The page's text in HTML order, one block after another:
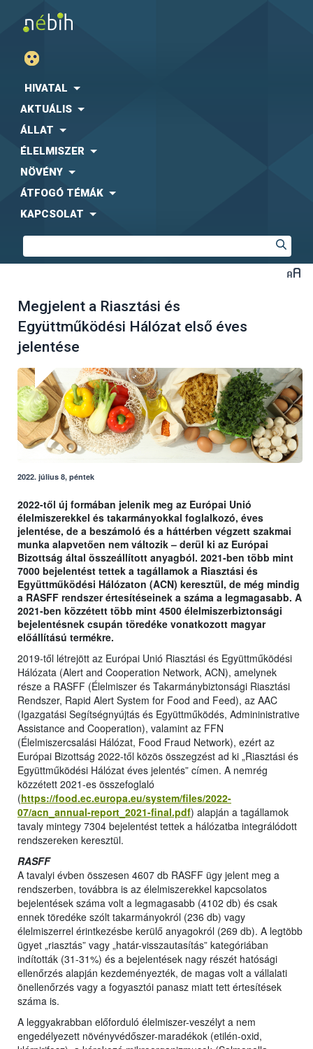
HIVATAL
AKTUÁLIS
ÁLLAT
ÉLELMISZER
NÖVÉNY
ÁTFOGÓ TÉMÁK
KAPCSOLAT
Megjelent a Riasztási és
Együttműködési Hálózat első éves
jelentése
2022. július 8, péntek
2022-től új formában jelenik meg az Európai Unió
élelmiszerekkel és takarmányokkal foglalkozó, éves
jelentése, de a beszámoló és a háttérben végzett szakmai
munka alapvetően nem változik – derül ki az Európai
Bizottság által összeállított anyagból. 2021-ben több mint
7000 bejelentést tettek a tagállamok a Riasztási és
Együttműködési Hálózaton (ACN) keresztül, de még mindig
a RASFF rendszer értesítéseinek a száma a legmagasabb. A
2021-ben közzétett több mint 4500 élelmiszerbiztonsági
bejelentésnek csupán töredéke vonatkozott magyar
előállítású termékre.
2019-től létrejött az Európai Unió Riasztási és Együttműködési
Hálózata (Alert and Cooperation Network, ACN), amelynek
része a RASFF (Élelmiszer és Takarmánybiztonsági Riasztási
Rendszer, Rapid Alert System for Food and Feed), az AAC
(Igazgatási Segítségnyújtás és Együttműködés, Admininistrative
Assistance and Cooperation), valamint az FFN
(Élelmiszercsalási Hálózat, Food Fraud Network), ezért az
Európai Bizottság 2022-től közös összegzést ad ki „Riasztási és
Együttműködési Hálózat éves jelentés” címen. A nemrég
közzétett 2021-es összefoglaló
(https://food.ec.europa.eu/system/files/2022-
07/acn_annual-report_2021-final.pdf) alapján a tagállamok
tavaly mintegy 7304 bejelentést tettek a hálózatba integrálódott
rendszereken keresztül.
RASFF
A tavalyi évben összesen 4607 db RASFF ügy jelent meg a
rendszerben, továbbra is az élelmiszerekkel kapcsolatos
bejelentések száma volt a legmagasabb (4102 db) és csak
ennek töredéke szólt takarmányokról (236 db) vagy
élelmiszerrel érintkezésbe kerülő anyagokról (269 db). A legtöbb
ügyet „riasztás” vagy „határ-visszautasítás” kategóriában
indították (31-31%) és a bejelentések nagy részét hatósági
ellenőrzés alapján kezdeményezték, de magas volt a vállalati
önellenőrzés vagy a fogyasztói panasz miatt tett értesítések
száma is.
A leggyakrabban előforduló élelmiszer-veszélyt a nem
engedélyezett növényvédőszer-maradékok (etilén-oxid,